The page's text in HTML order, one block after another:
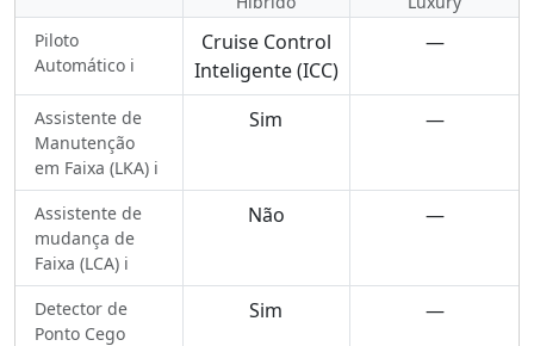
Piloto
Automático ℹ️
Cruise Control
Inteligente (ICC)
—
Assistente de
Manutenção
em Faixa (LKA) ℹ️
Sim —
Assistente de
mudança de
Faixa (LCA) ℹ️
Não —
Detector de
Ponto Cego
Sim —